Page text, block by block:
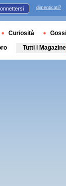
dimenticati?
Curiosità
Tutti i Magazine